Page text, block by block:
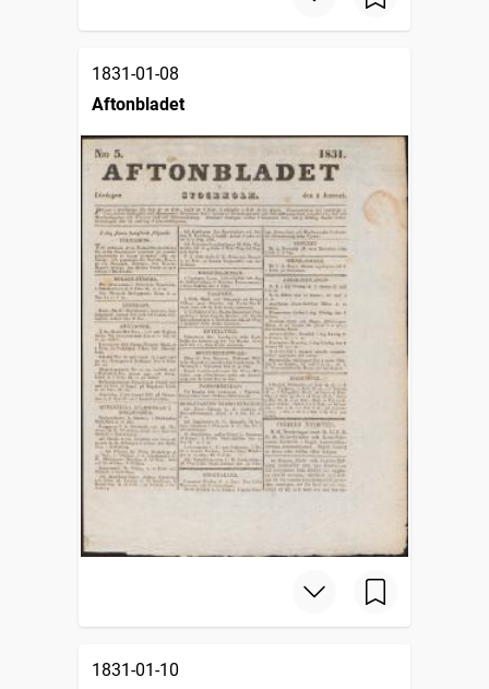
1831-01-08
Aftonbladet
1831-01-10